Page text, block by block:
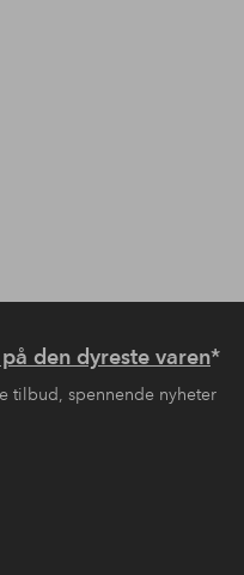
den dyreste varen*
tilbud, spennende nyheter